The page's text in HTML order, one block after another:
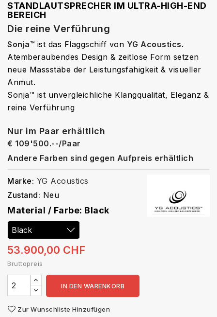
STANDLAUTSPRECHER IM ULTRA-HIGH-END
BEREICH
Die reine Verführung
Sonja™ ist das Flaggschiff von YG Acoustics.
Atemberaubendes Design & zeitlose Form setzen
neue Massstäbe der Leistungsfähigkeit & visueller
Anmut.
Sonja™ ist unvergleichliche Klangqualität, Eleganz &
reine Verführung
Nur im Paar erhältlich
€ 109'500.--/Paar
Andere Farben sind gegen Aufpreis erhältlich
Marke: YG Acoustics
Zustand: Neu
Material / Farbe: Black
53.900,00 CHF
Bruttopreis
IN DEN WARENKORB
Zur Wunschliste Hinzufügen